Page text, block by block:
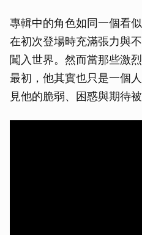
專輯中的角色如同一個看
在初次登場時充滿張力與
闖入世界。然而當那些激
最初，他其實也只是一個
見他的脆弱、困惑與期待被